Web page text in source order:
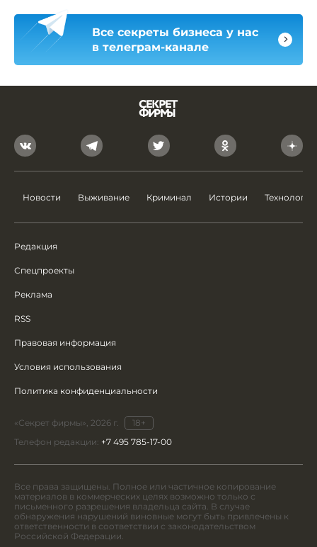
Все секреты бизнеса у нас
в телеграм-канале
Новости Выживание Криминал Истории Технологии
Редакция
Спецпроекты
Реклама
RSS
Правовая информация
Условия использования
Политика конфиденциальности
«Секрет фирмы», 2026 г.
18+
Телефон редакции: +7 495 785-17-00
Все права защищены. Полное или частичное копирование
материалов в коммерческих целях возможно только с
письменного разрешения владельца сайта. В случае
обнаружения нарушений виновные могут быть привлечены к
ответственности в соответствии с законодательством
Российской Федерации.